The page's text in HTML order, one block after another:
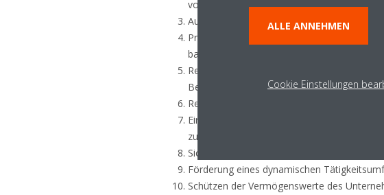
vorwegnehmen
Ausführung aller Geschäftsaktivitäten auf
Praktizieren von „Fairer Beschaffung“
basierender Beziehungen mit Zulieferern
Respektieren von Rechten an geistigem
Betriebsgeheimnissen
Rechtzeitige und angemessene
Ein Unternehmen sein, das darauf abzielt,
zu halten
Sicherstellung der Gefahrlosigkeit
Förderung eines dynamischen
Schützen der Vermögenswerte des
ALLE ANNEHMEN
Cookie Einstellungen